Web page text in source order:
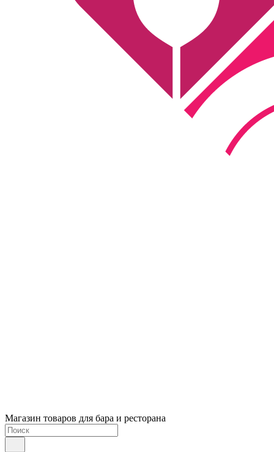
Магазин товаров для бара и ресторана